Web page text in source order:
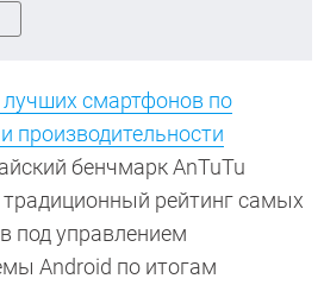
лучших смартфонов по
производительности
бенчмарк AnTuTu
рейтинг самых
под управлением
Android по итогам